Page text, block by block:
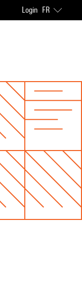
Login FR